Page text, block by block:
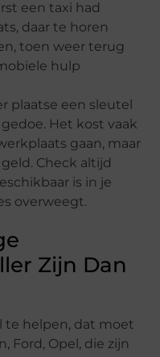
een taxi had
daar te horen
toen weer terug
hulp
plaatse een sleutel
Het kost vaak
gaan, maar
Check altijd
is in je
overweegt.
Zijn Dan
te helpen, dat moet
Ford, Opel, die zijn